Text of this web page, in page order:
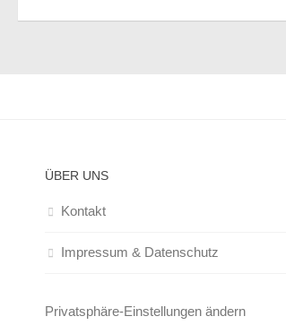
ÜBER UNS
Kontakt
Impressum & Datenschutz
Privatsphäre-Einstellungen ändern